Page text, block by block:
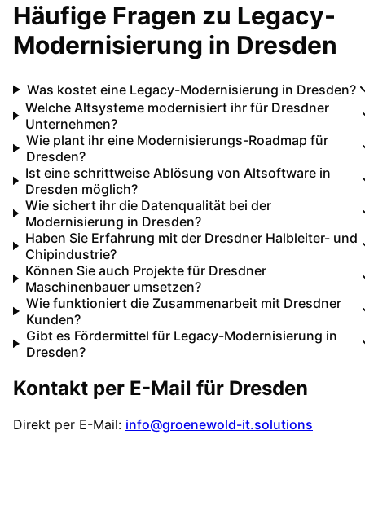
Häufige Fragen zu Legacy-
Modernisierung in Dresden
Was kostet eine Legacy-Modernisierung in Dresden?
Welche Altsysteme modernisiert ihr für Dresdner
Unternehmen?
Wie plant ihr eine Modernisierungs-Roadmap für
Dresden?
Ist eine schrittweise Ablösung von Altsoftware in
Dresden möglich?
Wie sichert ihr die Datenqualität bei der
Modernisierung in Dresden?
Haben Sie Erfahrung mit der Dresdner Halbleiter- und
Chipindustrie?
Können Sie auch Projekte für Dresdner
Maschinenbauer umsetzen?
Wie funktioniert die Zusammenarbeit mit Dresdner
Kunden?
Gibt es Fördermittel für Legacy-Modernisierung in
Dresden?
Kontakt per E-Mail für Dresden
Direkt per E-Mail: info@groenewold-it.solutions